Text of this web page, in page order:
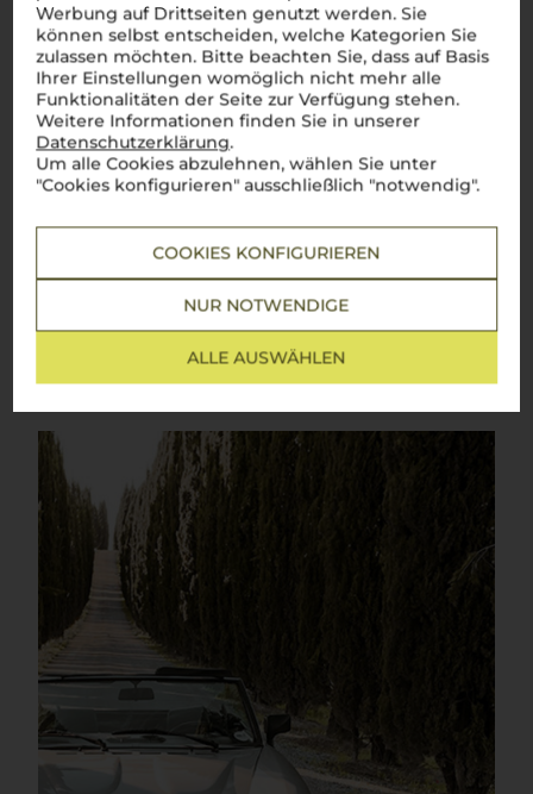
Werbung auf Drittseiten genutzt werden. Sie
können selbst entscheiden, welche Kategorien Sie
zulassen möchten. Bitte beachten Sie, dass auf Basis
Ihrer Einstellungen womöglich nicht mehr alle
Funktionalitäten der Seite zur Verfügung stehen.
Weitere Informationen finden Sie in unserer
Datenschutzerklärung.
Um alle Cookies abzulehnen, wählen Sie unter
"Cookies konfigurieren" ausschließlich "notwendig".
COOKIES KONFIGURIEREN
NUR NOTWENDIGE
ALLE AUSWÄHLEN
Über die Region
Toskana
Die ikonische Weinregion Italiens mit weltberühmten
Klassikern
Die Toskana–la dolce vitain Reinform! Zwischen sanften
Hügeln, malerischen Weinbergen und charmanten Dörfern
Brunello di MontalcinooderVino Nobile di Montepulciano–
diese Weine sind mehr als nur Namen, sie sind Symbole
italienischen Genusses. Dank des einzigartigen Terroirs und
des milden Klimas entstehen hier Weine mit
unverwechselbarem Charakter: kräftig, harmonisch und voller
Italiens in jedem Schluck spürbar werden.